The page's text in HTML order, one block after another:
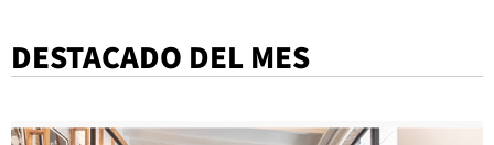
DESTACADO DEL MES